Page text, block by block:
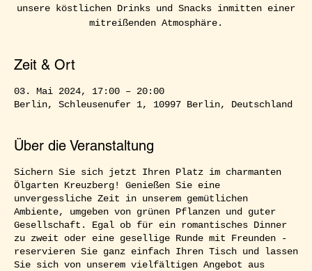
unsere köstlichen Drinks und Snacks inmitten einer
mitreißenden Atmosphäre.
Zeit & Ort
03. Mai 2024, 17:00 – 20:00
Berlin, Schleusenufer 1, 10997 Berlin, Deutschland
Über die Veranstaltung
Sichern Sie sich jetzt Ihren Platz im charmanten
Ölgarten Kreuzberg! Genießen Sie eine
unvergessliche Zeit in unserem gemütlichen
Ambiente, umgeben von grünen Pflanzen und guter
Gesellschaft. Egal ob für ein romantisches Dinner
zu zweit oder eine gesellige Runde mit Freunden -
reservieren Sie ganz einfach Ihren Tisch und lassen
Sie sich von unserem vielfältigen Angebot aus